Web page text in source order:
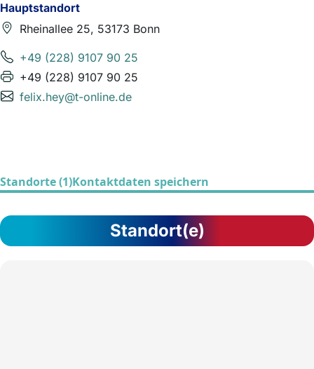
Hauptstandort
Rheinallee 25, 53173 Bonn
+49 (228) 9107 90 25
+49 (228) 9107 90 25
felix.hey@t-online.de
Standorte (1)Kontaktdaten speichern
Standort(e)